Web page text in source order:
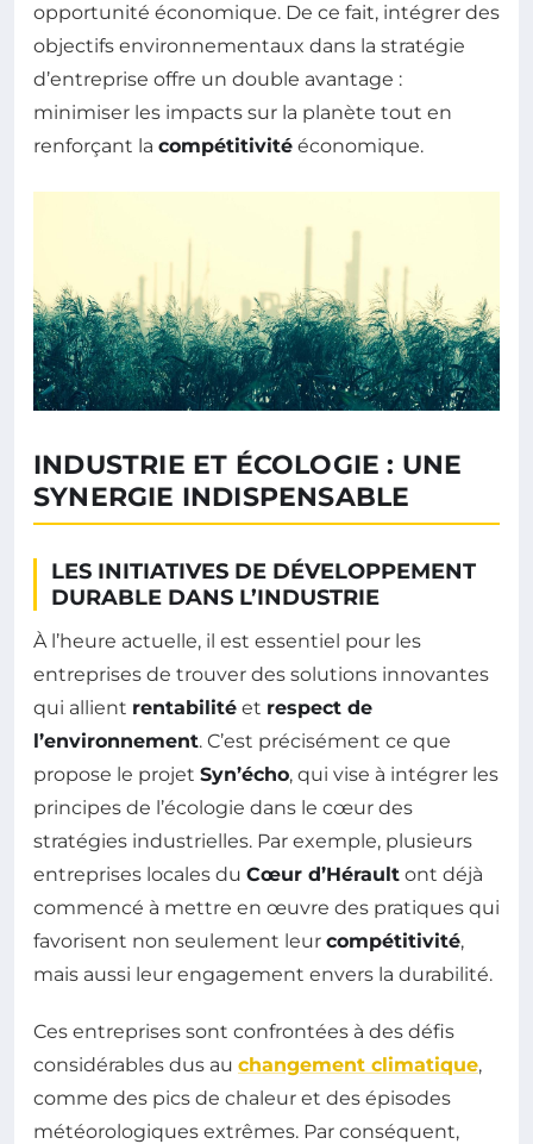
opportunité économique. De ce fait, intégrer des
objectifs environnementaux dans la stratégie
d’entreprise offre un double avantage :
minimiser les impacts sur la planète tout en
renforçant la compétitivité économique.
INDUSTRIE ET ÉCOLOGIE : UNE
SYNERGIE INDISPENSABLE
LES INITIATIVES DE DÉVELOPPEMENT
DURABLE DANS L’INDUSTRIE
À l’heure actuelle, il est essentiel pour les
entreprises de trouver des solutions innovantes
qui allient rentabilité et respect de
l’environnement. C’est précisément ce que
propose le projet Syn’écho, qui vise à intégrer les
principes de l’écologie dans le cœur des
stratégies industrielles. Par exemple, plusieurs
entreprises locales du Cœur d’Hérault ont déjà
commencé à mettre en œuvre des pratiques qui
favorisent non seulement leur compétitivité,
mais aussi leur engagement envers la durabilité.
Ces entreprises sont confrontées à des défis
considérables dus au changement climatique,
comme des pics de chaleur et des épisodes
météorologiques extrêmes. Par conséquent,